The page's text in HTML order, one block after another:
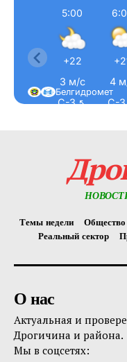
5:00
+22
3 м/с
С-З ↖
4
С-
Белгидромет
Темы недели Общество
Реальный сектор
О нас
Актуальная и
Дрогичина и района.
Мы в соцсетях: